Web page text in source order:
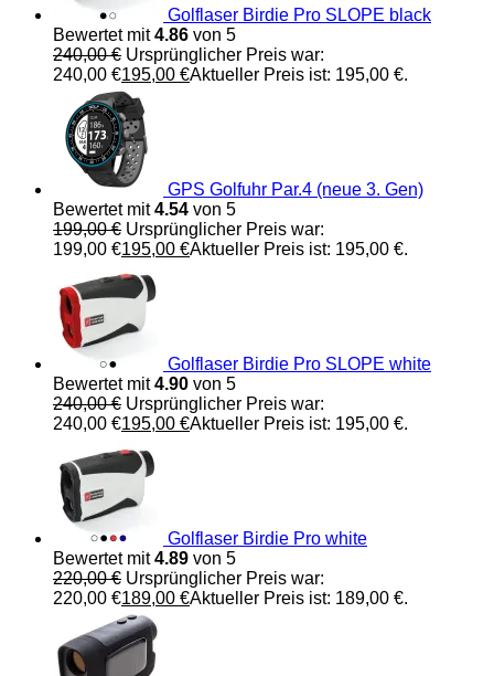
Golflaser Birdie Pro SLOPE black
Bewertet mit4.86 von 5
240,00€ Ursprünglicher Preis war:
240,00 €195,00 €Aktueller Preis ist: 195,00 €.
GPS Golfuhr Par.4 (neue 3. Gen)
Bewertet mit4.54 von 5
199,00€ Ursprünglicher Preis war:
199,00 €195,00 €Aktueller Preis ist: 195,00 €.
Golflaser Birdie Pro SLOPE white
Bewertet mit4.90 von 5
240,00€ Ursprünglicher Preis war:
240,00 €195,00 €Aktueller Preis ist: 195,00 €.
Golflaser Birdie Pro white
Bewertet mit4.89 von 5
220,00€ Ursprünglicher Preis war:
220,00 €189,00 €Aktueller Preis ist: 189,00 €.